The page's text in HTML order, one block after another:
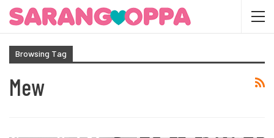
Browsing Tag
Mew